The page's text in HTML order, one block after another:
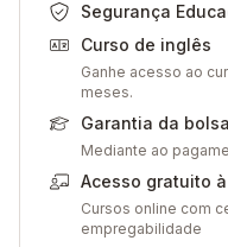
Segurança
Curso de inglês
Ganhe acesso ao
meses.
Garantia da
Mediante ao
Acesso gratuito
Cursos online com
empregabilidade